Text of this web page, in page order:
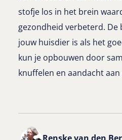
stofje los in het brein
gezondheid verbeterd. De
jouw huisdier is als het
kun je opbouwen door
knuffelen en aandacht